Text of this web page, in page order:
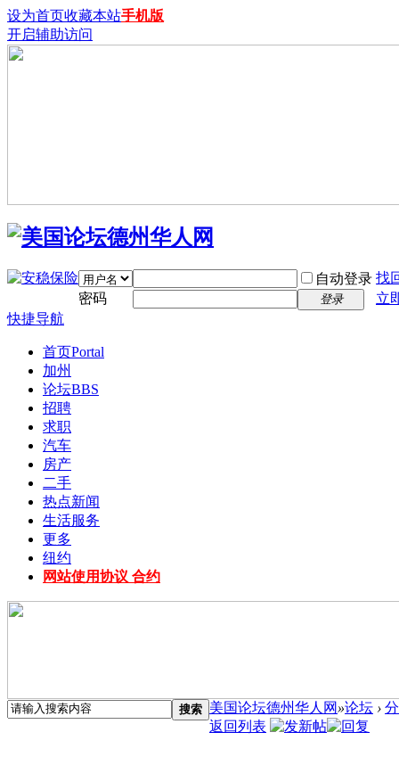
设为首页收藏本站手机版
开启辅助访问
自动登录 找
密码
登录
立
快捷导航
首页Portal
加州
论坛BBS
招聘
求职
汽车
房产
二手
热点新闻
生活服务
更多
纽约
网站使用协议 合约
搜索 美国论坛德州华人网 »论坛 ›
返回列表